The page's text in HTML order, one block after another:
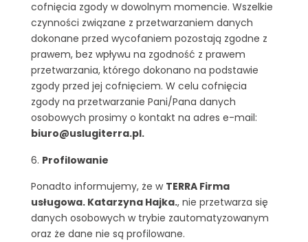
cofnięcia zgody w dowolnym momencie. Wszelkie
czynności związane z przetwarzaniem danych
dokonane przed wycofaniem pozostają zgodne z
prawem, bez wpływu na zgodność z prawem
przetwarzania, którego dokonano na podstawie
zgody przed jej cofnięciem. W celu cofnięcia
zgody na przetwarzanie Pani/Pana danych
osobowych prosimy o kontakt na adres e-mail:
biuro@uslugiterra.pl.
Profilowanie
Ponadto informujemy, że w TERRA Firma
usługowa. Katarzyna Hajka., nie przetwarza się
danych osobowych w trybie zautomatyzowanym
oraz że dane nie są profilowane.